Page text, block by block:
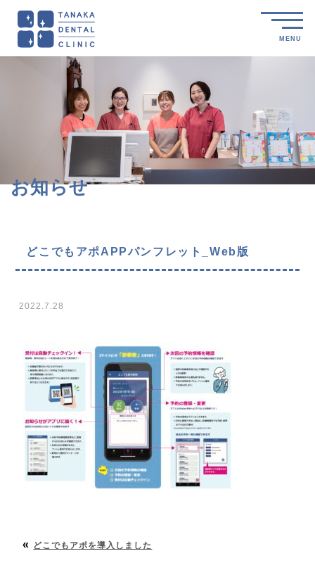
MENU
お知らせ
どこでもアポAPPパンフレット_Web版
2022.7.28
« どこでもアポを導入しました